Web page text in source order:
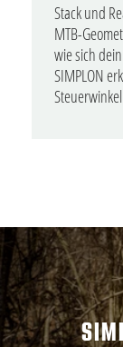
Stack und
MTB-
wie sich
SIMPLON